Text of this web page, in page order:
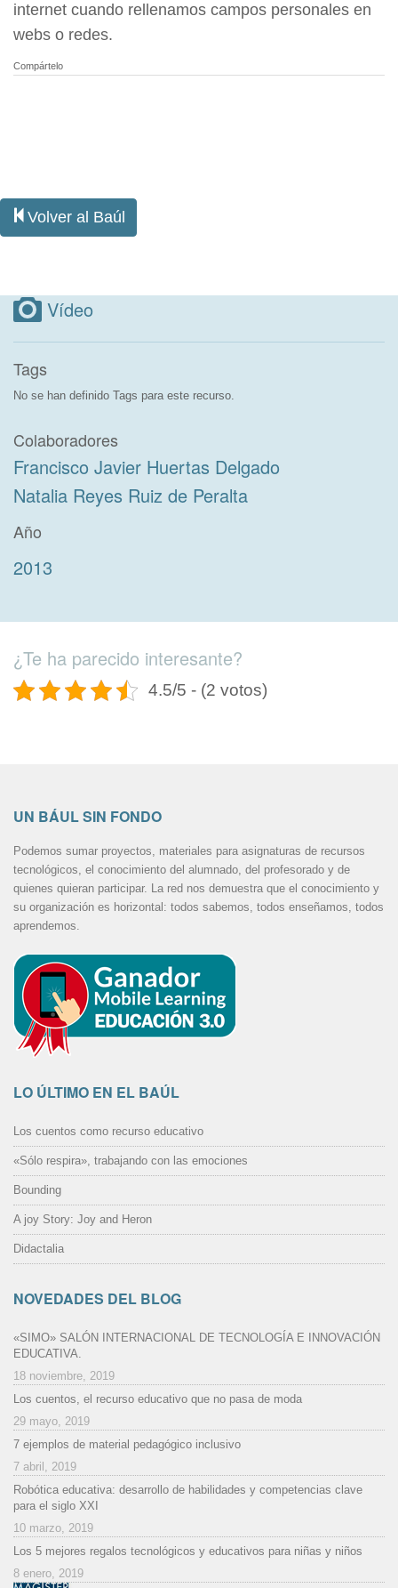
internet cuando rellenamos campos personales en
webs o redes.
Compártelo
Volver al Baúl
Vídeo
Tags
No se han definido Tags para este recurso.
Colaboradores
Francisco Javier Huertas Delgado
Natalia Reyes Ruiz de Peralta
Año
2013
¿Te ha parecido interesante?
4.5/5 - (2 votos)
UN BÁUL SIN FONDO
Podemos sumar proyectos, materiales para asignaturas de recursos
tecnológicos, el conocimiento del alumnado, del profesorado y de
quienes quieran participar. La red nos demuestra que el conocimiento y
su organización es horizontal: todos sabemos, todos enseñamos, todos
aprendemos.
LO ÚLTIMO EN EL BAÚL
Los cuentos como recurso educativo
«Sólo respira», trabajando con las emociones
Bounding
A joy Story: Joy and Heron
Didactalia
NOVEDADES DEL BLOG
«SIMO» SALÓN INTERNACIONAL DE TECNOLOGÍA E INNOVACIÓN
EDUCATIVA.
18 noviembre, 2019
Los cuentos, el recurso educativo que no pasa de moda
29 mayo, 2019
7 ejemplos de material pedagógico inclusivo
7 abril, 2019
Robótica educativa: desarrollo de habilidades y competencias clave
para el siglo XXI
10 marzo, 2019
Los 5 mejores regalos tecnológicos y educativos para niñas y niños
8 enero, 2019